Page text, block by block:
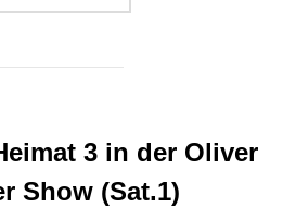
3 in der Oliver
Show (Sat.1)